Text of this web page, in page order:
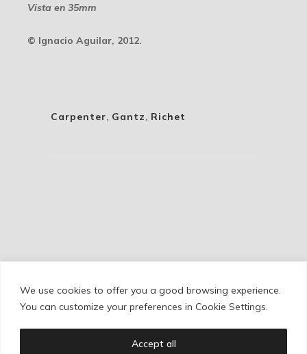
We use cookies to offer you a good browsing experience.
You can customize your preferences in Cookie Settings.
Accept all
Vista en 35mm
© Ignacio Aguilar, 2012.
Carpenter, Gantz, Richet
Cookie Policy/Privacy Policy /Legal Warning